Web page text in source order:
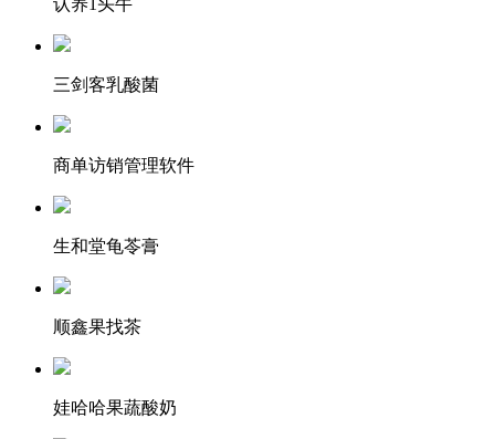
三剑客乳酸菌
商单访销管理软件
生和堂龟苓膏
顺鑫果找茶
娃哈哈果蔬酸奶